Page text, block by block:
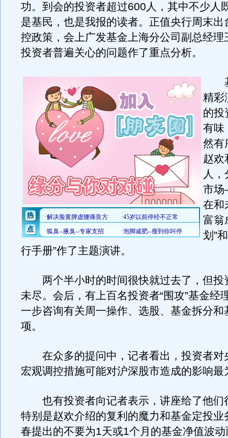
功。到会的投资者超过600人，其中不少人
是基民，也是我报的读者。正值央行周末出
控政策，会上广发基金上海分公司副总经理
投资者普遍关心的问题作了重点分析。
基
精彩
的投
有味
然有
赵欢
人，
市
在和
富翁
划”
行手册”作了主题演讲。
两个半小时的时间很快就过去了，但投
未尽。会后，有上百名投资者“围攻”基金经
一步咨询有关周一操作、选股、基金拆分和
项。
在众多的提问中，记者看出，投资者对
宏观调控措施可能对沪深股市造成的影响最
也有投资者向记者表示，讲座给了他们
特别是赵欢介绍的复利的魔力和基金定投业
春提出的不要为1天或1个月的基金净值波